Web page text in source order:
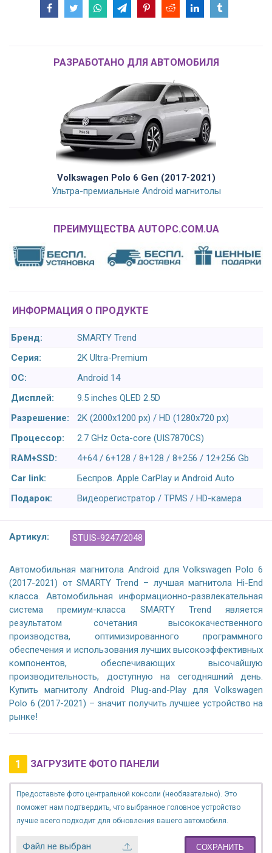
РАЗРАБОТАНО ДЛЯ АВТОМОБИЛЯ
Volkswagen Polo 6 Gen (2017-2021)
Ультра-премиальные Android магнитолы
ПРЕИМУЩЕСТВА AUTOPC.COM.UA
ИНФОРМАЦИЯ О ПРОДУКТЕ
Бренд:
SMARTY Trend
Серия:
2K Ultra-Premium
ОС:
Android 14
Дисплей:
9.5 inches QLED 2.5D
Разрешение:
2K (2000x1200 px) / HD (1280x720 px)
Процессор:
2.7 GHz Octa-core (UIS7870CS)
RAM+SSD:
4+64 / 6+128 / 8+128 / 8+256 / 12+256 Gb
Car link:
Беспров. Apple CarPlay и Android Auto
Подарок:
Видеорегистратор / TPMS / HD-камера
Артикул: STUIS-9247/2048
Автомобильная магнитола Android для Volkswagen Polo 6
(2017-2021) от SMARTY Trend – лучшая магнитола Hi-End
класса. Автомобильная информационно-развлекательная
система премиум-класса SMARTY Trend является
результатом сочетания высококачественного
производства, оптимизированного программного
обеспечения и использования лучших высокоэффективных
компонентов, обеспечивающих высочайшую
производительность, доступную на сегодняшний день.
Купить магнитолу Android Plug-and-Play для Volkswagen
Polo 6 (2017-2021) – значит получить лучшее устройство на
рынке!
1 ЗАГРУЗИТЕ ФОТО ПАНЕЛИ
Предоставьте фото центральной консоли (необязательно). Это
поможет нам подтвердить, что выбранное головное устройство
лучше всего подходит для обновления вашего автомобиля.
Файл не выбран СОХРАНИТЬ